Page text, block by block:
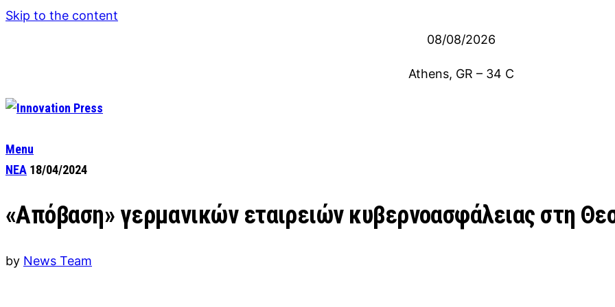
Skip to the content
08/08/2026
Athens, GR – 34 C
Menu
ΝΕΑ 18/04/2024
«Απόβαση» γερμανικών εταιρειών κυβερνοασφάλειας στη
by News Team